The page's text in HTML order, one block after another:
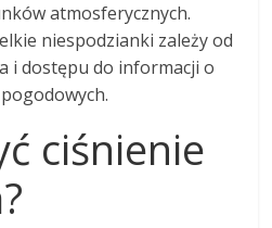
atmosferycznych.
niespodzianki zależy od
i dostępu do informacji o
ciśnienie